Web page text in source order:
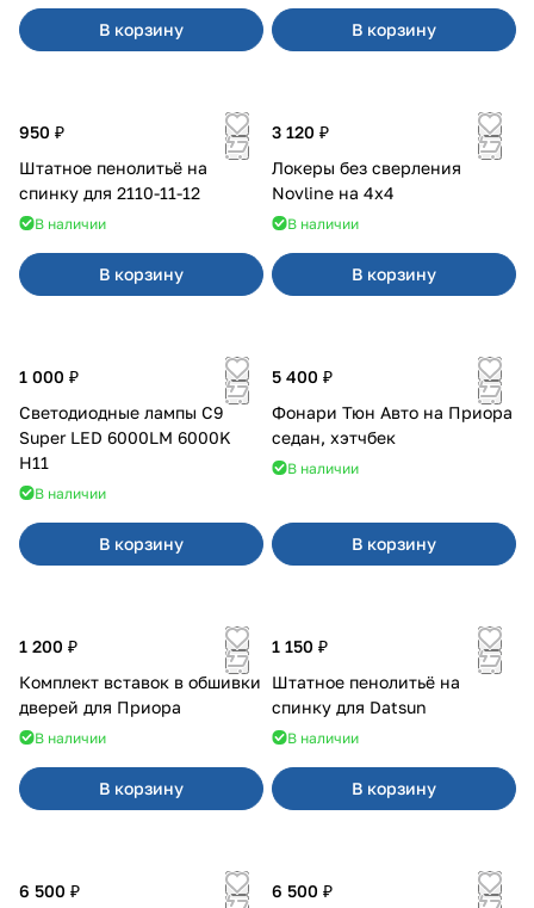
В корзину В корзину
950 ₽
Штатное пенолитьё на
спинку для 2110-11-12
В наличии
В корзину
3 120 ₽
Локеры без сверления
Novline на 4х4
В наличии
В корзину
1 000 ₽
Светодиодные лампы C9
Super LED 6000LM 6000K
H11
В наличии
В корзину
5 400 ₽
Фонари Тюн Авто на Приора
седан, хэтчбек
В наличии
В корзину
1 200 ₽
Комплект вставок в обшивки
дверей для Приора
В наличии
В корзину
1 150 ₽
Штатное пенолитьё на
спинку для Datsun
В наличии
В корзину
6 500 ₽
6 500 ₽